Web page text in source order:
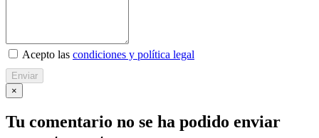
Acepto las condiciones y política legal
Enviar
×
Tu comentario no se ha podido enviar